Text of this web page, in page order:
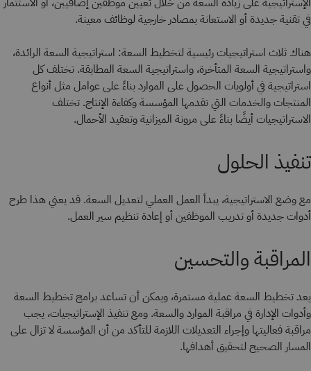
في تقنية جديدة أو الاستعانة بمصادر خارجية لوظائف معينة.
هناك ثلاث استراتيجيات رئيسية لتخطيط السعة: استراتيجية السعة الرائدة،
واستراتيجية السعة المتأخرة، واستراتيجية السعة المطابقة. تختلف كل
استراتيجية في أولويات الحصول على الموارد بناءً على عوامل مثل أنواع
المنتجات والخدمات التي تقدمها المؤسسة وكفاءة الإنتاج. تختلف
الاستراتيجيات أيضًا بناءً على مرونة الميزانية وتعقيد الأحمال.
تنفيذ الحلول
مع وضع الاستراتيجية، يبدأ العمل العملي لتعديل السعة. قد يعني هذا طرح
أدوات جديدة أو تدريب الموظفين أو إعادة تنظيم سير العمل.
المراقبة والتحسين
يعد تخطيط السعة عملية مستمرة، ويمكن أن تساعد برامج تخطيط السعة
وأدوات الإدارة في مراقبة الموارد والسعة. ومع تنفيذ الإستراتيجيات، يجب
مراقبة فعاليتها وإجراء التعديلات اللازمة للتأكد من أن المؤسسة لا تزال على
المسار الصحيح لتحقيق أهدافها.